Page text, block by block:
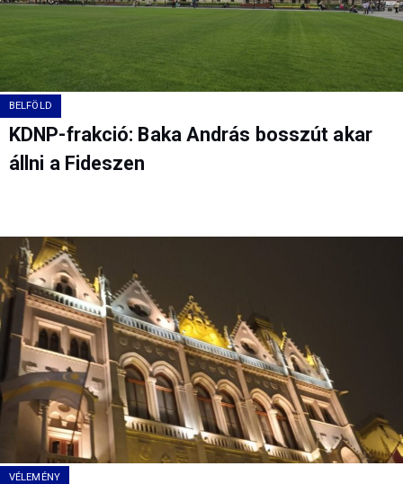
BELFÖLD
KDNP-frakció: Baka András bosszút akar
állni a Fideszen
VÉLEMÉNY